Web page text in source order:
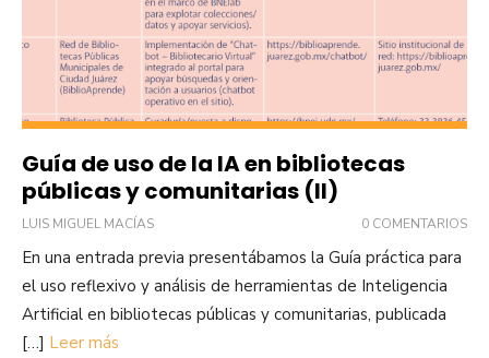
Guía de uso de la IA en bibliotecas
públicas y comunitarias (II)
LUIS MIGUEL MACÍAS 0 COMENTARIOS
En una entrada previa presentábamos la Guía práctica para
el uso reflexivo y análisis de herramientas de Inteligencia
Artificial en bibliotecas públicas y comunitarias, publicada
[…] Leer más